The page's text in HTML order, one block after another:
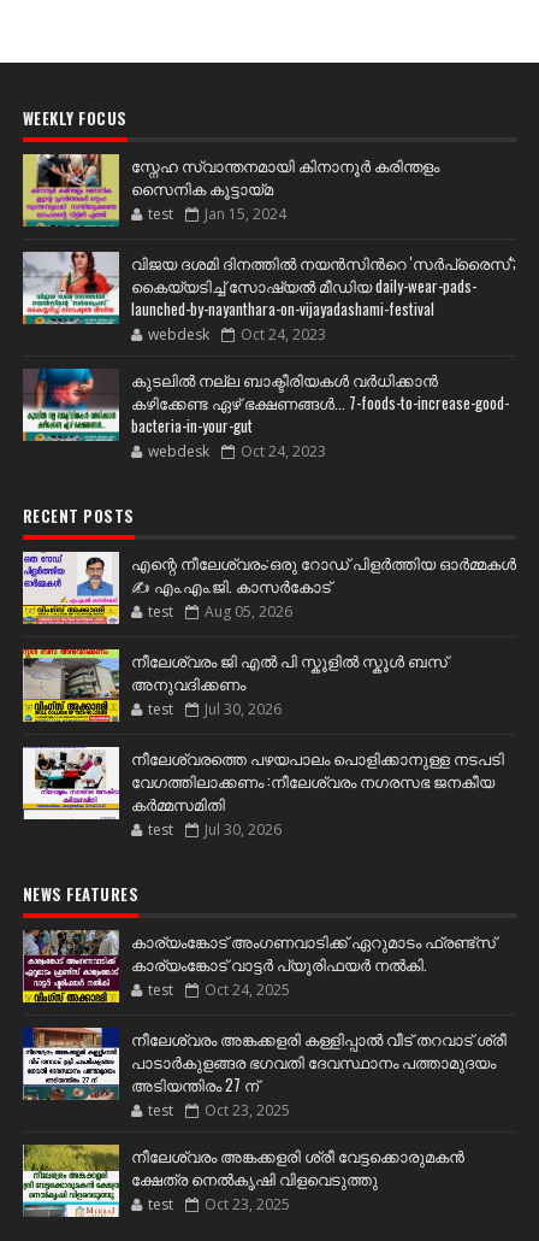
WEEKLY FOCUS
സ്നേഹ സ്വാന്തനമായി കിനാനൂർ കരിന്തളം
സൈനിക കൂട്ടായ്മ
test Jan 15, 2024
വിജയ ദശമി ദിനത്തില്‍ നയന്‍സിന്‍റെ 'സര്‍പ്രൈസ്';
കൈയ്യടിച്ച് സോഷ്യല്‍ മീഡിയ daily-wear-pads-
launched-by-nayanthara-on-vijayadashami-festival
webdesk Oct 24, 2023
കുടലിൽ നല്ല ബാക്ടീരിയകൾ വര്‍ധിക്കാന്‍
കഴിക്കേണ്ട ഏഴ് ഭക്ഷണങ്ങള്‍... 7-foods-to-increase-good-
bacteria-in-your-gut
webdesk Oct 24, 2023
RECENT POSTS
എന്റെ നീലേശ്വരം:ഒരു റോഡ് പിളർത്തിയ ഓർമ്മകൾ
✍️ എം.എം.ജി. കാസർകോട്
test Aug 05, 2026
നീലേശ്വരം ജി എൽ പി സ്കൂളിൽ സ്കൂൾ ബസ്
അനുവദിക്കണം
test Jul 30, 2026
നീലേശ്വരത്തെ പഴയപാലം പൊളിക്കാനുള്ള നടപടി
വേഗത്തിലാക്കണം :നീലേശ്വരം നഗരസഭ ജനകീയ
കർമ്മസമിതി
test Jul 30, 2026
NEWS FEATURES
കാര്യംങ്കോട് അംഗണവാടിക്ക് ഏറുമാടം ഫ്രണ്ട്സ്
കാര്യംങ്കോട് വാട്ടർ പ്യൂരിഫയർ നൽകി.
test Oct 24, 2025
നീലേശ്വരം അങ്കക്കളരി കള്ളിപ്പാൽ വീട് തറവാട് ശ്രീ
പാടാർകുളങ്ങര ഭഗവതി ദേവസ്ഥാനം പത്താമുദയം
അടിയന്തിരം 27 ന്
test Oct 23, 2025
നീലേശ്വരം അങ്കക്കളരി ശ്രീ വേട്ടക്കൊരുമകൻ
ക്ഷേത്ര നെൽകൃഷി വിളവെടുത്തു
test Oct 23, 2025